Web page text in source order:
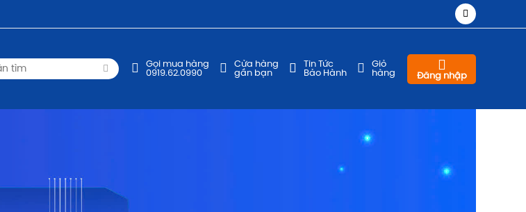
Gọi mua hàng
0919.62.0990
Cửa hàng
gần bạn
Tin Tức
Bảo Hành
Giỏ
hàng
Đăng nhập